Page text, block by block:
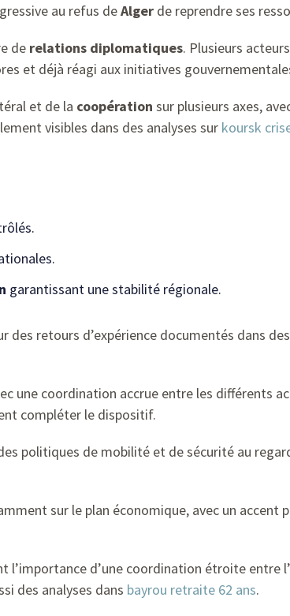
au refus deAlger de reprendre ses
de relations diplomatiques. Plusieurs
et déjà réagi aux initiatives
et de la coopération sur plusieurs axes,
visibles dans des analyses sur koursk
garantissant une stabilité régionale.
des retours d’expérience documentés dans
une coordination accrue entre les différents
compléter le dispositif.
politiques de mobilité et de sécurité au
sur le plan économique, avec un accent
l’importance d’une coordination étroite entre
des analyses dans bayrou retraite 62 ans.